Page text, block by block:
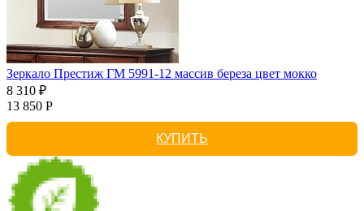
Зеркало Престиж ГМ 5991-12 массив береза цвет мокко
8 310 ₽
13 850 Р
КУПИТЬ